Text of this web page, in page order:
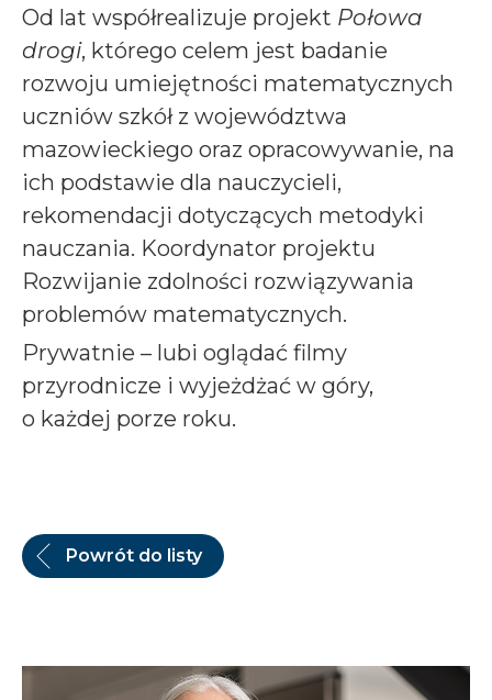
Od lat współrealizuje projekt Połowa
drogi, którego celem jest badanie
rozwoju umiejętności matematycznych
uczniów szkół z województwa
mazowieckiego oraz opracowywanie, na
ich podstawie dla nauczycieli,
rekomendacji dotyczących metodyki
nauczania. Koordynator projektu
Rozwijanie zdolności rozwiązywania
problemów matematycznych.
Prywatnie – lubi oglądać filmy
przyrodnicze i wyjeżdżać w góry,
o każdej porze roku.
Powrót do listy